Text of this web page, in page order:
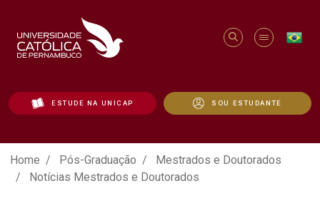
ESTUDE NA UNICAP SOU ESTUDANTE
Notícias Mestrados e Doutorados -
Home Pós-Graduação
Mestrados e Doutorados
Notícias Mestrados e Doutorados